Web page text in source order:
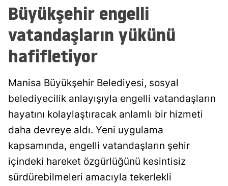
Büyükşehir engelli
vatandaşların yükünü
hafifletiyor
Manisa Büyükşehir Belediyesi, sosyal
belediyecilik anlayışıyla engelli vatandaşların
hayatını kolaylaştıracak anlamlı bir hizmeti
daha devreye aldı. Yeni uygulama
kapsamında, engelli vatandaşların şehir
içindeki hareket özgürlüğünü kesintisiz
sürdürebilmeleri amacıyla tekerlekli